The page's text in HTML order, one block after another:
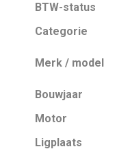
BTW-status
Categorie
Merk / model
Bouwjaar
Motor
Ligplaats